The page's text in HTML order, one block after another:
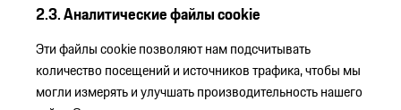
2.3. Аналитические файлы cookie
Эти файлы cookie позволяют нам подсчитывать
количество посещений и источников трафика, чтобы мы
могли измерять и улучшать производительность нашего